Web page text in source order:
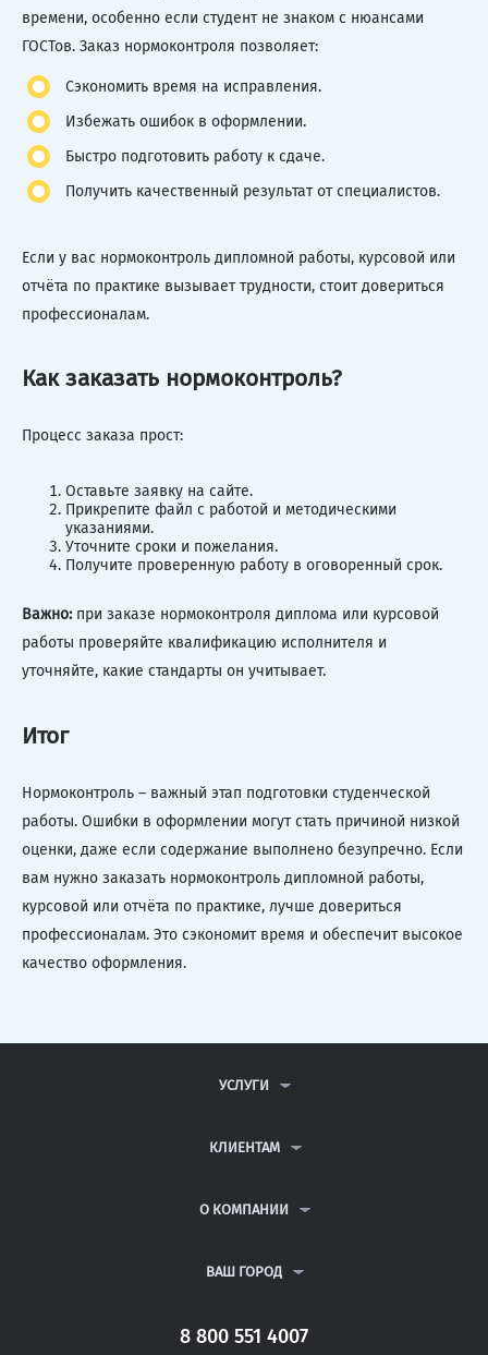
времени, особенно если студент не знаком с нюансами
ГОСТов. Заказ нормоконтроля позволяет:
Сэкономить время на исправления.
Избежать ошибок в оформлении.
Быстро подготовить работу к сдаче.
Получить качественный результат от специалистов.
Если у вас нормоконтроль дипломной работы, курсовой или
отчёта по практике вызывает трудности, стоит довериться
профессионалам.
Как заказать нормоконтроль?
Процесс заказа прост:
Оставьте заявку на сайте.
Прикрепите файл с работой и методическими
указаниями.
Уточните сроки и пожелания.
Получите проверенную работу в оговоренный срок.
Важно:при заказе нормоконтроля диплома или курсовой
работы проверяйте квалификацию исполнителя и
уточняйте, какие стандарты он учитывает.
Итог
Нормоконтроль – важный этап подготовки студенческой
работы. Ошибки в оформлении могут стать причиной низкой
оценки, даже если содержание выполнено безупречно. Если
вам нужно заказать нормоконтроль дипломной работы,
курсовой или отчёта по практике, лучше довериться
профессионалам. Это сэкономит время и обеспечит высокое
качество оформления.
УСЛУГИ
ДИПЛОМНЫЕ РАБОТЫ
РЕФЕРАТЫ
КЛИЕНТАМ
ВОПРОСЫ И ОТВЕТЫ
ПОЛИТИКА КОНФИДЕНЦИАЛЬНОСТИ
О КОМПАНИИ
КОНТАКТЫ
ВАШ ГОРОД
САНКТ-ПЕТЕРБУРГ
8 800 551 4007